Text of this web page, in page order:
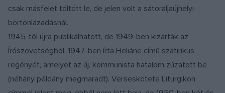
csak másfelet töltött le, de jelen volt a sátoraljaújhelyi
börtönlázadásnál.
1945-től újra publikálhatott, de 1949-ben kizárták az
Írószövetségből. 1947-ben írta Heliáne című szatirikus
regényét, amelyet az új, kommunista hatalom zúzatott be
(néhány példány megmaradt). Verseskötete Liturgikon